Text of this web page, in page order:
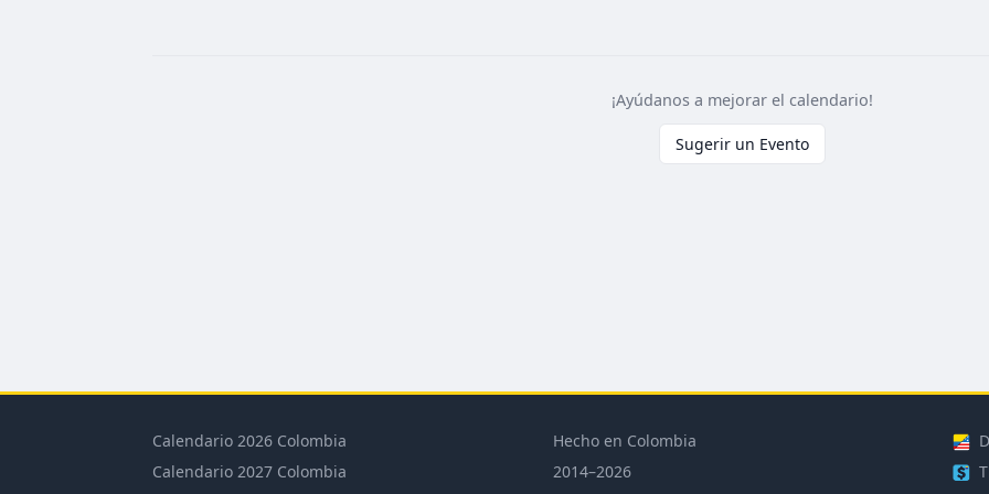
¡Ayúdanos a mejorar el calendario!
Sugerir un Evento
Calendario 2026 Colombia
Calendario 2027 Colombia
Hecho en Colombia
2014–2026